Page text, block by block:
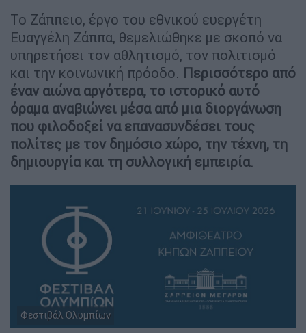
Το Ζάππειο, έργο του εθνικού ευεργέτη
Ευαγγέλη Ζάππα, θεμελιώθηκε με σκοπό να
υπηρετήσει τον αθλητισμό, τον πολιτισμό
και την κοινωνική πρόοδο. Περισσότερο από
έναν αιώνα αργότερα, το ιστορικό αυτό
όραμα αναβιώνει μέσα από μια διοργάνωση
που φιλοδοξεί να επανασυνδέσει τους
πολίτες με τον δημόσιο χώρο, την τέχνη, τη
δημιουργία και τη συλλογική εμπειρία.
Φεστιβάλ Ολυμπίων